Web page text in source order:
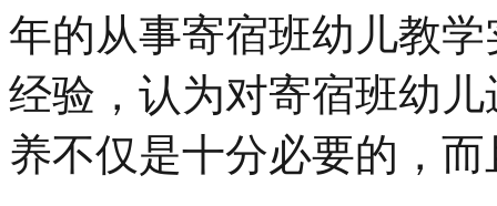
年的从事寄宿班幼儿教
经验，认为对寄宿班幼
养不仅是十分必要的，